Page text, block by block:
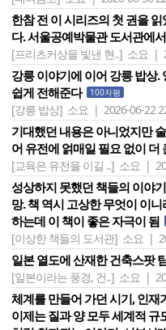
한참 전 이 시리즈의 첫 권을
다. 서울공예박물관 도서관에
[프리츠커상을 빛낸 현..] 소요 |
강릉 이야기에 이어 강릉 밥상
쉽게 전해준다
100자평
[강릉 밥상] 소요 | 2026-06-22
기대했던 내용은 아니었지만
어 유전에 얽매일 필요 없이 더
[교육은 유전을 이길 ..] 소요 |
성상하지 못했던 책들의 이야
망. 책 역시 고상한 무엇이 이
하는데 이 책이 좋은 자극이 됨
[이상한 책들의 도서관] 소요 |
일본 열도에 산재한 건축스팟
[일본이라는 풍경, 건..] 소요 |
체계를 만들어 가던 시기, 인재
이제는 질과 양 모두 세계적